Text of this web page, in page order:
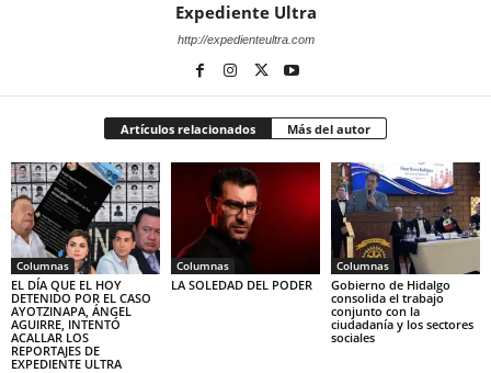
Expediente Ultra
http://expedienteultra.com
Artículos relacionados Más del autor
Columnas
EL DÍA QUE EL HOY
DETENIDO POR EL CASO
AYOTZINAPA, ÁNGEL
AGUIRRE, INTENTÓ
ACALLAR LOS
REPORTAJES DE
EXPEDIENTE ULTRA
Columnas
LA SOLEDAD DEL PODER
Columnas
Gobierno de Hidalgo
consolida el trabajo
conjunto con la
ciudadanía y los sectores
sociales